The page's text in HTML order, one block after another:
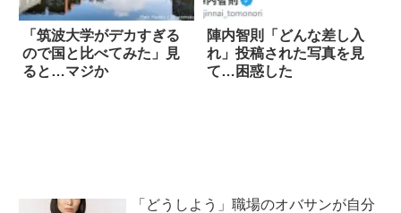
「筑波大学がデカすぎる
ので国と比べてみた」見
ると…マジか
陣内智則「どんな差し入
れ」投稿された写真を見
て…困惑した
「どうしよう」職場のオバサンが自分